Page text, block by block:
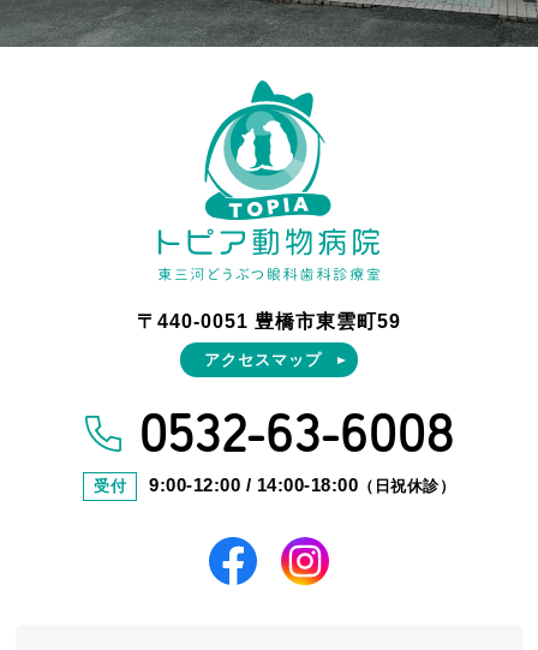
〒440-0051 豊橋市東雲町59
アクセスマップ
0532-63-6008
受付 9:00-12:00 / 14:00-18:00 （日祝休診）